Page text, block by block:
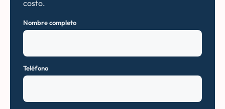
costo.
Nombre completo
Teléfono